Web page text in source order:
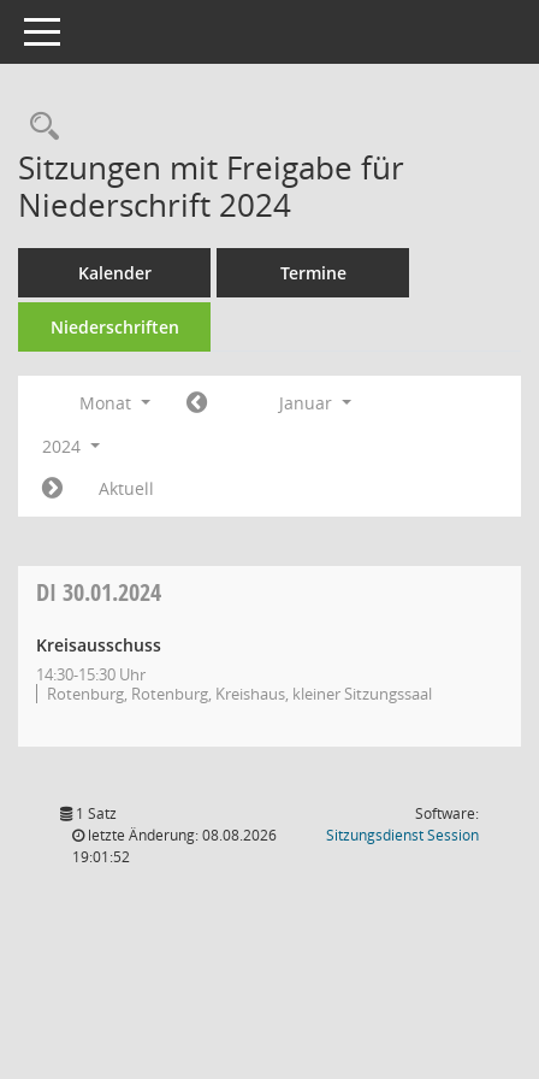
Toggle navigation
Rechercheauswahl
Sitzungen mit Freigabe für
Niederschrift 2024
Kalender Termine
Niederschriften
Monat
Januar
2024
Aktuell
DI 30.01.2024
Kreisausschuss
14:30-15:30 Uhr
Rotenburg, Rotenburg, Kreishaus, kleiner Sitzungssaal
1 Satz
letzte Änderung: 08.08.2026
19:01:52
Software:
SitzungsdienstSession(Wird in